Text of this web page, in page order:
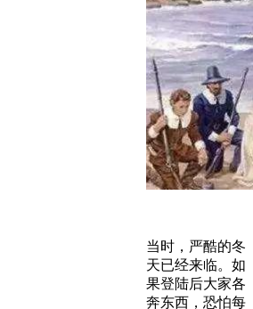
当时，严酷的冬
天已经来临。如
果登陆后大家各
奔东西，恐怕每